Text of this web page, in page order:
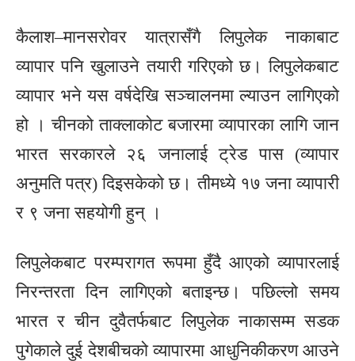
कैलाश–मानसरोवर यात्रासँगै लिपुलेक नाकाबाट
व्यापार पनि खुलाउने तयारी गरिएको छ। लिपुलेकबाट
व्यापार भने यस वर्षदेखि सञ्चालनमा ल्याउन लागिएको
हो । चीनको ताक्लाकोट बजारमा व्यापारका लागि जान
भारत सरकारले २६ जनालाई ट्रेड पास (व्यापार
अनुमति पत्र) दिइसकेको छ। तीमध्ये १७ जना व्यापारी
र ९ जना सहयोगी हुन् ।
लिपुलेकबाट परम्परागत रूपमा हुँदै आएको व्यापारलाई
निरन्तरता दिन लागिएको बताइन्छ। पछिल्लो समय
भारत र चीन दुवैतर्फबाट लिपुलेक नाकासम्म सडक
पुगेकाले दुई देशबीचको व्यापारमा आधुनिकीकरण आउने